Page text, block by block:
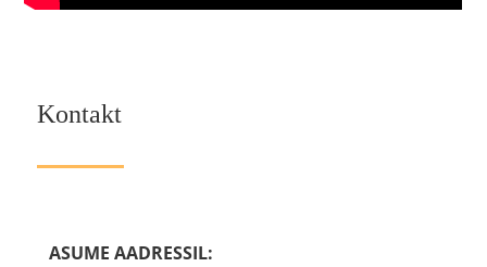
Kontakt
ASUME AADRESSIL: